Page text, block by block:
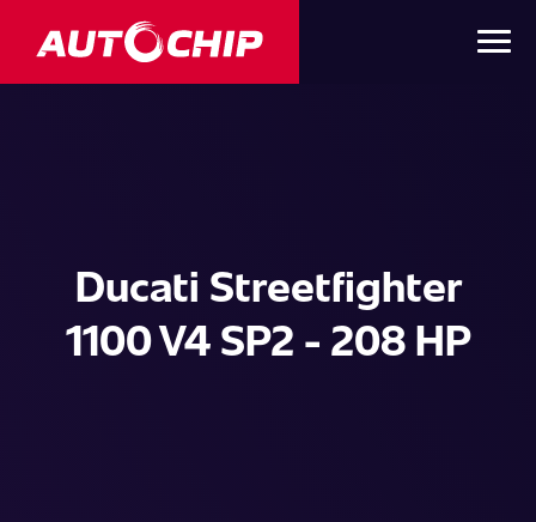
Ducati Streetfighter
1100 V4 SP2 - 208 HP